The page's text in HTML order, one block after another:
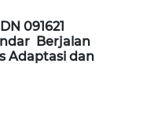
091621
Berjalan
Adaptasi dan